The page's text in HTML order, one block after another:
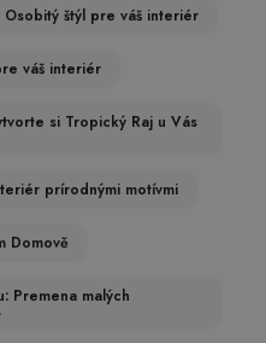
štýl pre váš interiér
váš interiér
si Tropický Raj u Vás
prírodnými motívmi
Domově
Premena malých